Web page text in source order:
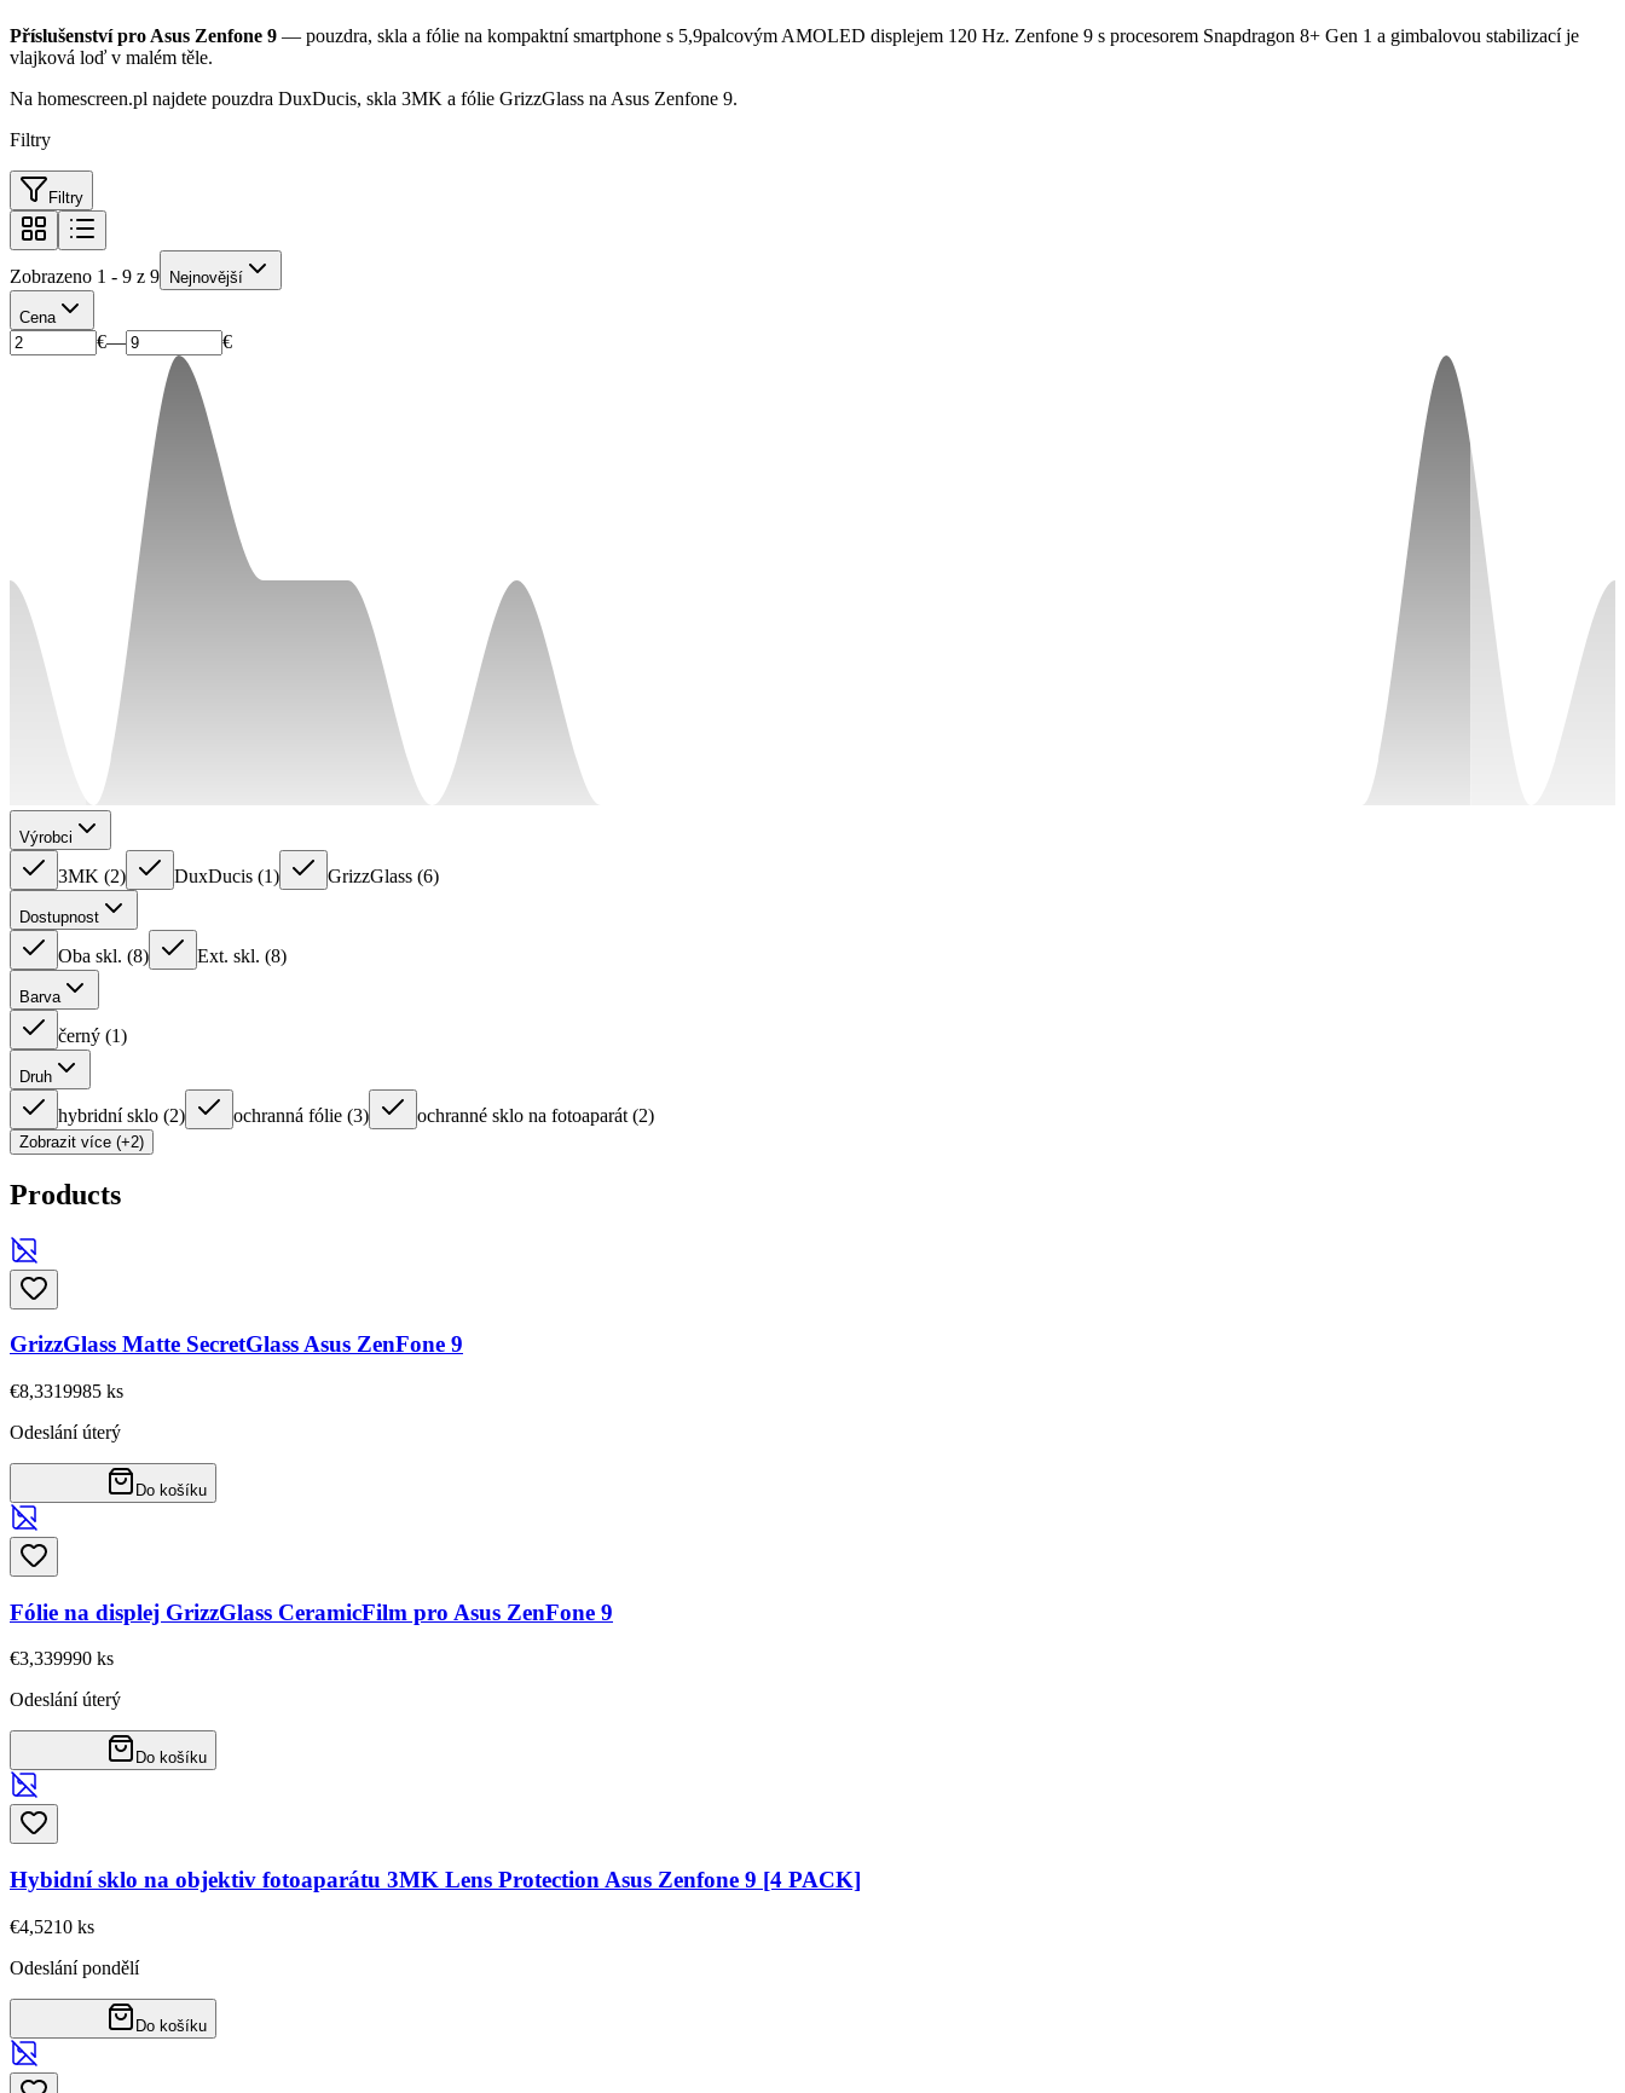
Příslušenství pro Asus Zenfone 9 — pouzdra, skla a fólie na kompaktní smartphone s 5,9palcovým AMOLED displejem 120 Hz. Zenfone 9 s procesorem Snapdragon 8+ Gen 1 a gimbalovou stabilizací je
vlajková loď v malém těle.
Na homescreen.pl najdete pouzdra DuxDucis, skla 3MK a fólie GrizzGlass na Asus Zenfone 9.
Filtry
Filtry
Zobrazeno 1 - 9 z 9 Nejnovější
Cena
€— €
Výrobci
3MK (2) DuxDucis (1) GrizzGlass (6)
Dostupnost
Oba skl. (8) Ext. skl. (8)
Barva
černý (1)
Druh
hybridní sklo (2) ochranná fólie (3) ochranné sklo na fotoaparát (2)
Zobrazit více (+2)
Products
GrizzGlass Matte SecretGlass Asus ZenFone 9
€8,3319985 ks
Odeslání úterý
Do košíku
Fólie na displej GrizzGlass CeramicFilm pro Asus ZenFone 9
€3,339990 ks
Odeslání úterý
Do košíku
Hybidní sklo na objektiv fotoaparátu 3MK Lens Protection Asus Zenfone 9 [4 PACK]
€4,5210 ks
Odeslání pondělí
Do košíku